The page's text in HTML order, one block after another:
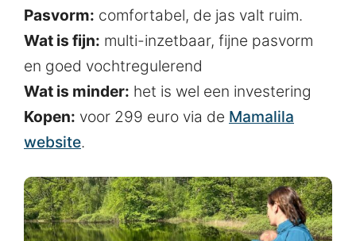
Pasvorm: comfortabel, de jas valt ruim.
Wat is fijn: multi-inzetbaar, fijne pasvorm
en goed vochtregulerend
Wat is minder: het is wel een investering
Kopen: voor 299 euro via de Mamalila
website.